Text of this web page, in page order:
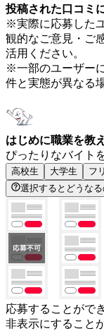
投稿された口コミ
※実際に応募した
観的なご意見・ご
活用ください。
※一部のユーザー
件と実態が異なる
はじめに職業を教
ぴったりなバイト
高校生 大学生 フ
選択するとどうなる
応募することがで
非表示にすること